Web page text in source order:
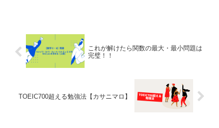
これが解けたら関数の最大・最小問題は
完璧！！
TOEIC700超える勉強法【カサニマロ】